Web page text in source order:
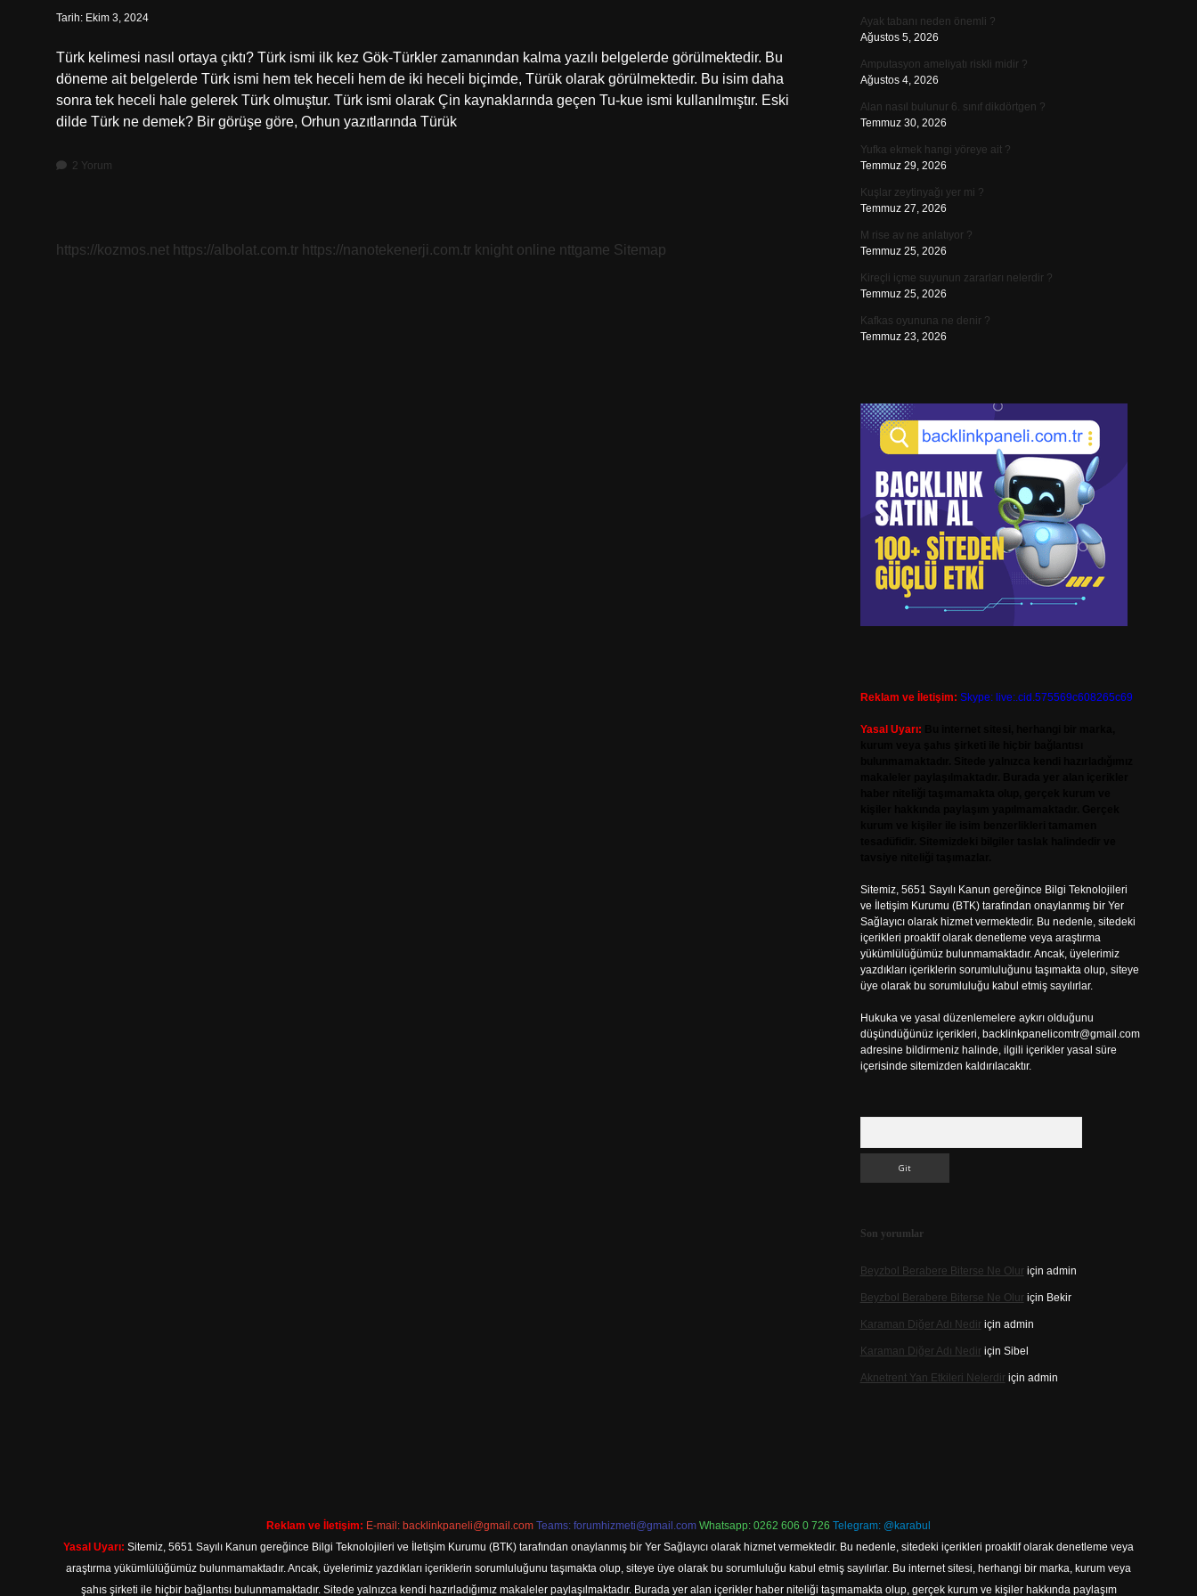
Tarih: Ekim 3, 2024
Türk kelimesi nasıl ortaya çıktı? Türk ismi ilk kez Gök-Türkler zamanından kalma yazılı belgelerde görülmektedir. Bu
döneme ait belgelerde Türk ismi hem tek heceli hem de iki heceli biçimde, Türük olarak görülmektedir. Bu isim daha
sonra tek heceli hale gelerek Türk olmuştur. Türk ismi olarak Çin kaynaklarında geçen Tu-kue ismi kullanılmıştır. Eski
dilde Türk ne demek? Bir görüşe göre, Orhun yazıtlarında Türük
2 Yorum
https://kozmos.net https://albolat.com.tr https://nanotekenerji.com.tr knight online nttgame Sitemap
Ayak tabanı neden önemli ?
Ağustos 5, 2026
Amputasyon ameliyatı riskli midir ?
Ağustos 4, 2026
Alan nasıl bulunur 6. sınıf dikdörtgen ?
Temmuz 30, 2026
Yufka ekmek hangi yöreye ait ?
Temmuz 29, 2026
Kuşlar zeytinyağı yer mi ?
Temmuz 27, 2026
M rise av ne anlatıyor ?
Temmuz 25, 2026
Kireçli içme suyunun zararları nelerdir ?
Temmuz 25, 2026
Kafkas oyununa ne denir ?
Temmuz 23, 2026
Reklam ve İletişim: Skype: live:.cid.575569c608265c69
Yasal Uyarı:
Sitemiz, 5651 Sayılı Kanun gereğince Bilgi Teknolojileri
ve İletişim Kurumu (BTK) tarafından onaylanmış bir Yer
Sağlayıcı olarak hizmet vermektedir. Bu nedenle, sitedeki
içerikleri proaktif olarak denetleme veya araştırma
yükümlülüğümüz bulunmamaktadır. Ancak, üyelerimiz
yazdıkları içeriklerin sorumluluğunu taşımakta olup, siteye
üye olarak bu sorumluluğu kabul etmiş sayılırlar.
Hukuka ve yasal düzenlemelere aykırı olduğunu
düşündüğünüz içerikleri, backlinkpanelicomtr@gmail.com
adresine bildirmeniz halinde, ilgili içerikler yasal süre
içerisinde sitemizden kaldırılacaktır.
Son yorumlar
Beyzbol Berabere Biterse Ne Oluriçin admin
Beyzbol Berabere Biterse Ne Oluriçin Bekir
Karaman Diğer Adı Nediriçin admin
Karaman Diğer Adı Nediriçin Sibel
Aknetrent Yan Etkileri Nelerdiriçin admin
Reklam ve İletişim: E-mail: backlinkpaneli@gmail.com Teams: forumhizmeti@gmail.com Whatsapp: 0262 606 0 726 Telegram: @karabul
Yasal Uyarı: Sitemiz, 5651 Sayılı Kanun gereğince Bilgi Teknolojileri ve İletişim Kurumu (BTK) tarafından onaylanmış bir Yer Sağlayıcı olarak hizmet vermektedir. Bu nedenle, sitedeki içerikleri proaktif olarak denetleme veya
araştırma yükümlülüğümüz bulunmamaktadır. Ancak, üyelerimiz yazdıkları içeriklerin sorumluluğunu taşımakta olup, siteye üye olarak bu sorumluluğu kabul etmiş sayılırlar. Bu internet sitesi, herhangi bir marka, kurum veya
şahıs şirketi ile hiçbir bağlantısı bulunmamaktadır. Sitede yalnızca kendi hazırladığımız makaleler paylaşılmaktadır. Burada yer alan içerikler haber niteliği taşımamakta olup, gerçek kurum ve kişiler hakkında paylaşım